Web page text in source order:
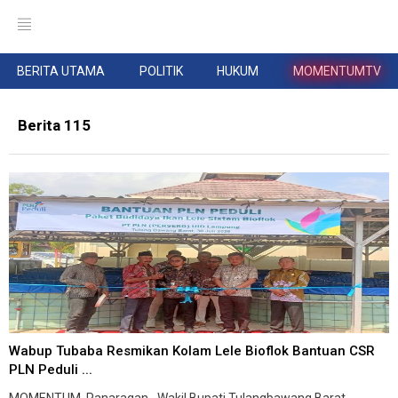
BERITA UTAMA POLITIK HUKUM MOMENTUMTV
Berita 115
Wabup Tubaba Resmikan Kolam Lele Bioflok Bantuan CSR
PLN Peduli ...